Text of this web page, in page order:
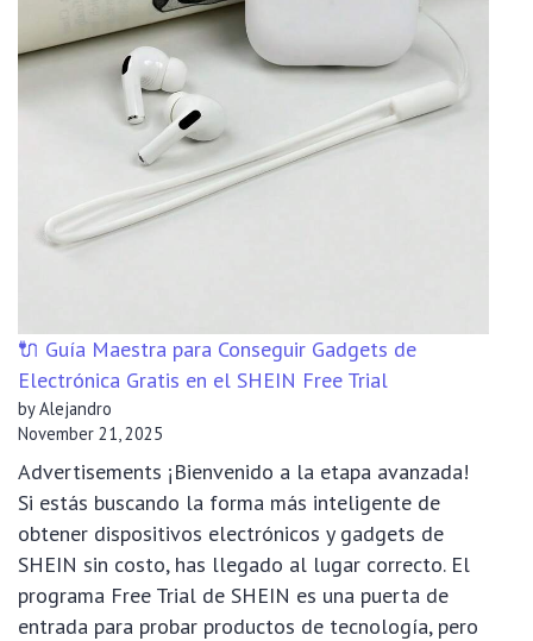
Free
de
SHEIN
🔌 Guía Maestra para Conseguir Gadgets de
Electrónica Gratis en el SHEIN Free Trial
by Alejandro
November 21, 2025
Advertisements ¡Bienvenido a la etapa avanzada!
Si estás buscando la forma más inteligente de
obtener dispositivos electrónicos y gadgets de
SHEIN sin costo, has llegado al lugar correcto. El
programa Free Trial de SHEIN es una puerta de
entrada para probar productos de tecnología, pero